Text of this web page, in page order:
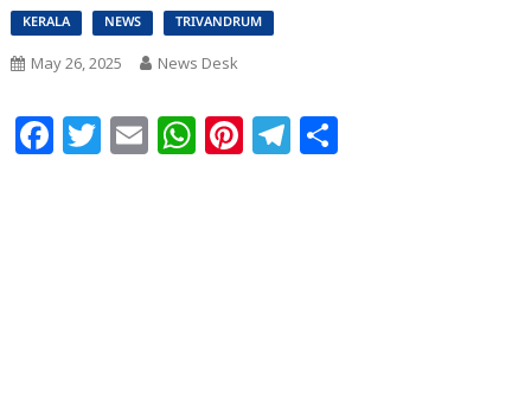
KERALA NEWS TRIVANDRUM
May 26, 2025 News Desk
Facebook
Twitter
EmailWhatsApp
Pinterest
Telegram
Share